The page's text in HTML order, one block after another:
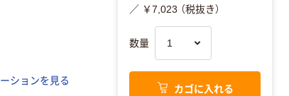
ションを見る
／ ￥7,023 （税抜き）
数量
カゴに入れる